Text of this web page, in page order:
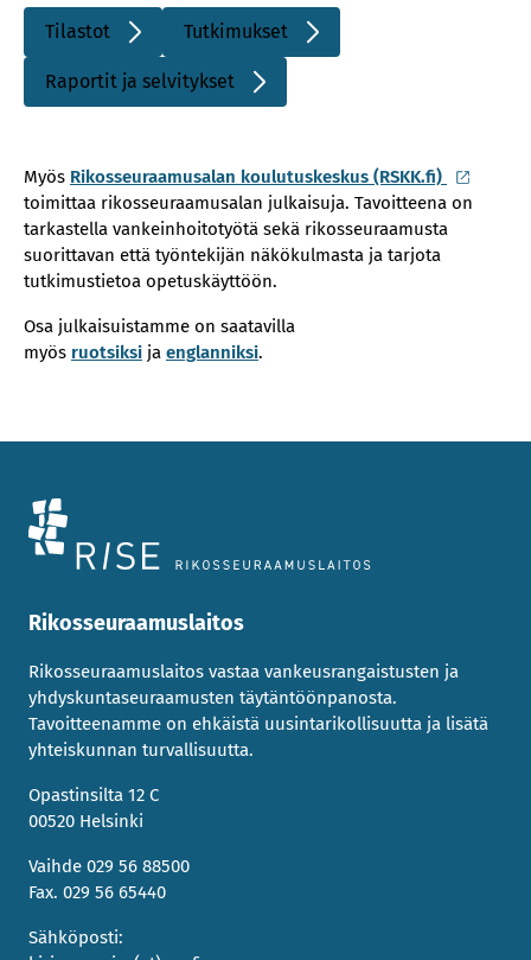
Tilastot
S
i
n
e
l
n
k
Tutkimukset
S
i
s
n
e
l
n
k
Raportit ja selvitykset
S
ä
i
n
e
n
l
i
Myös Rikosseuraamusalan koulutuskeskus (RSKK.fi)
toimittaa rikosseuraamusalan julkaisuja. Tavoitteena on
tarkastella vankeinhoitotyötä sekä rikosseuraamusta
suorittavan että työntekijän näkökulmasta ja tarjota
tutkimustietoa opetuskäyttöön.
Osa julkaisuistamme on saatavilla
myös ruotsiksi ja englanniksi.
Rikosseuraamuslaitos
Rikosseuraamuslaitos vastaa vankeusrangaistusten ja
yhdyskuntaseuraamusten täytäntöönpanosta.
Tavoitteenamme on ehkäistä uusintarikollisuutta ja lisätä
yhteiskunnan turvallisuutta.
Opastinsilta 12 C
00520 Helsinki
Vaihde 029 56 88500
Fax. 029 56 65440
Sähköposti: